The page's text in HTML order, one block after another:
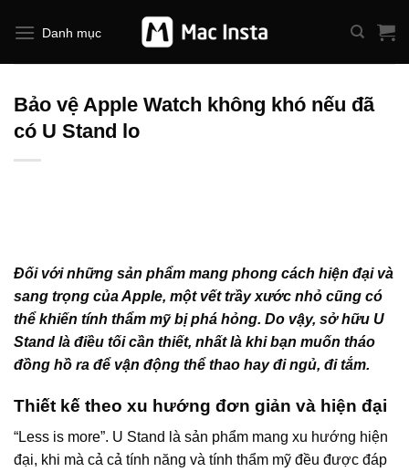
qua
Danh mục
Bảo vệ Apple Watch không khó nếu đã
có U Stand lo
Đối với những sản phẩm mang phong cách hiện đại và
sang trọng của Apple, một vết trầy xước nhỏ cũng có
thể khiến tính thẩm mỹ bị phá hỏng. Do vậy, sở hữu U
Stand là điều tối cần thiết, nhất là khi bạn muốn tháo
đồng hồ ra để vận động thể thao hay đi ngủ, đi tắm.
Thiết kế theo xu hướng đơn giản và hiện đại
“Less is more”. U Stand là sản phẩm mang xu hướng hiện
đại, khi mà cả cả tính năng và tính thẩm mỹ đều được đáp